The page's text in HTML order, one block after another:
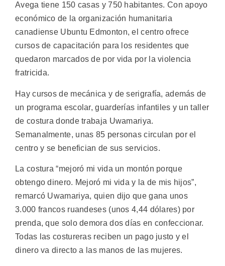
Avega tiene 150 casas y 750 habitantes. Con apoyo
económico de la organización humanitaria
canadiense Ubuntu Edmonton, el centro ofrece
cursos de capacitación para los residentes que
quedaron marcados de por vida por la violencia
fratricida.
Hay cursos de mecánica y de serigrafía, además de
un programa escolar, guarderías infantiles y un taller
de costura donde trabaja Uwamariya.
Semanalmente, unas 85 personas circulan por el
centro y se benefician de sus servicios.
La costura “mejoró mi vida un montón porque
obtengo dinero. Mejoró mi vida y la de mis hijos”,
remarcó Uwamariya, quien dijo que gana unos
3.000 francos ruandeses (unos 4,44 dólares) por
prenda, que solo demora dos días en confeccionar.
Todas las costureras reciben un pago justo y el
dinero va directo a las manos de las mujeres.